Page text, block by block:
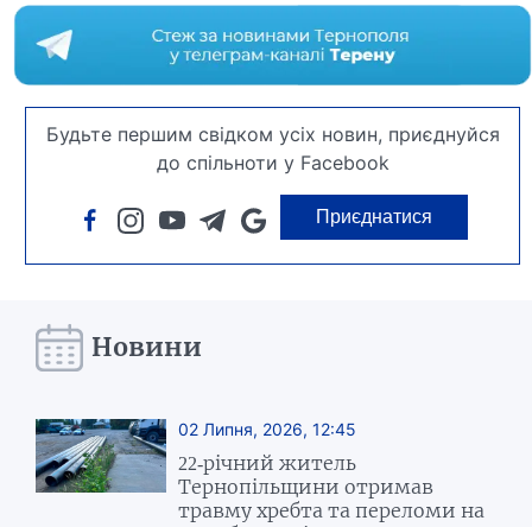
Будьте першим свідком усіх новин, приєднуйся
до спільноти у Facebook
Приєднатися
Новини
02 Липня, 2026, 12:45
22-річний житель
Тернопільщини отримав
травму хребта та переломи на